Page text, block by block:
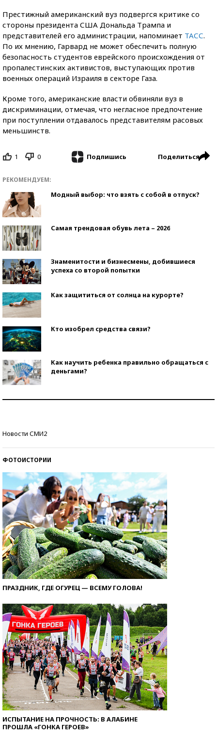
Престижный американский вуз подвергся критике со
стороны президента США Дональда Трампа и
представителей его администрации, напоминает ТАСС.
По их мнению, Гарвард не может обеспечить полную
безопасность студентов еврейского происхождения от
пропалестинских активистов, выступающих против
военных операций Израиля в секторе Газа.
Кроме того, американские власти обвиняли вуз в
дискриминации, отмечая, что негласное предпочтение
при поступлении отдавалось представителям расовых
меньшинств.
1 0 Подпишись Поделиться
РЕКОМЕНДУЕМ:
Модный выбор: что взять с собой в отпуск?
Самая трендовая обувь лета – 2026
Знаменитости и бизнесмены, добившиеся
успеха со второй попытки
Как защититься от солнца на курорте?
Кто изобрел средства связи?
Как научить ребенка правильно обращаться с
деньгами?
Новости СМИ2
ФОТОИСТОРИИ
ПРАЗДНИК, ГДЕ ОГУРЕЦ — ВСЕМУ ГОЛОВА!
ИСПЫТАНИЕ НА ПРОЧНОСТЬ: В АЛАБИНЕ
ПРОШЛА «ГОНКА ГЕРОЕВ»